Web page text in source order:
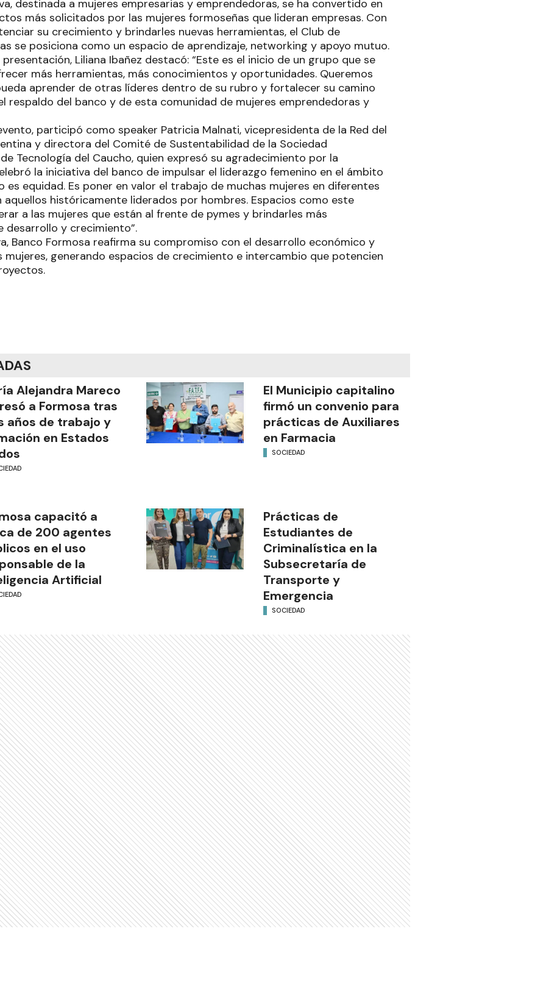
destinada a mujeres empresarias y emprendedoras, se ha convertido en
más solicitados por las mujeres formoseñas que lideran empresas. Con
su crecimiento y brindarles nuevas herramientas, el Club de
se posiciona como un espacio de aprendizaje, networking y apoyo mutuo.
Liliana Ibañez destacó: “Este es el inicio de un grupo que se
más herramientas, más conocimientos y oportunidades. Queremos
aprender de otras líderes dentro de su rubro y fortalecer su camino
respaldo del banco y de esta comunidad de mujeres emprendedoras y
participó como speaker Patricia Malnati, vicepresidenta de la Red del
y directora del Comité de Sustentabilidad de la Sociedad
Tecnología del Caucho, quien expresó su agradecimiento por la
la iniciativa del banco de impulsar el liderazgo femenino en el ámbito
es equidad. Es poner en valor el trabajo de muchas mujeres en diferentes
aquellos históricamente liderados por hombres. Espacios como este
a las mujeres que están al frente de pymes y brindarles más
desarrollo y crecimiento”.
Banco Formosa reafirma su compromiso con el desarrollo económico y
mujeres, generando espacios de crecimiento e intercambio que potencien
Alejandra Mareco
a Formosa tras
años de trabajo y
en Estados
El Municipio capitalino
firmó un convenio para
prácticas de Auxiliares
en Farmacia
SOCIEDAD
capacitó a
de 200 agentes
en el uso
de la
Artificial
Prácticas de
Estudiantes de
Criminalística en la
Subsecretaría de
Transporte y
Emergencia
SOCIEDAD